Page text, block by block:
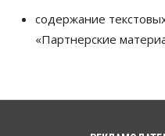
содержание
«Партнерские